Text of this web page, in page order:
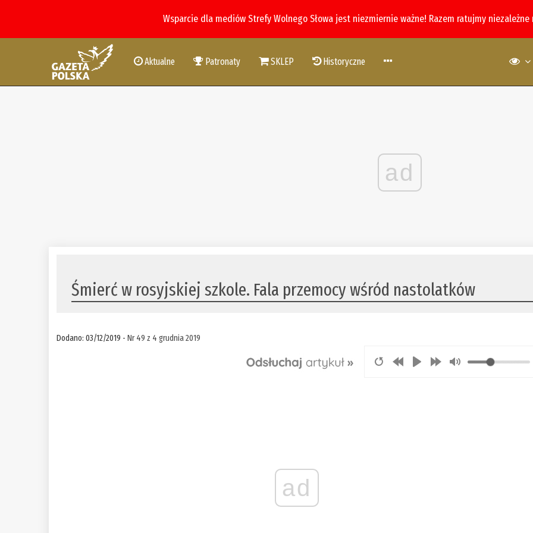
Wsparcie dla mediów Strefy Wolnego Słowa jest niezmiernie ważne! Razem ratujmy
Aktualne Patronaty SKLEP Historyczne
ad
Śmierć w rosyjskiej szkole. Fala przemocy wśród nastolatków
Dodano: 03/12/2019 -Nr 49 z 4 grudnia 2019
ad